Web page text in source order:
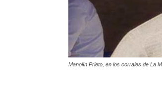
Manolín Prieto, en los corrales de La